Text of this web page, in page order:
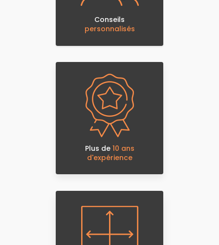
Conseils
personnalisés
Plus de 10 ans
d'expérience